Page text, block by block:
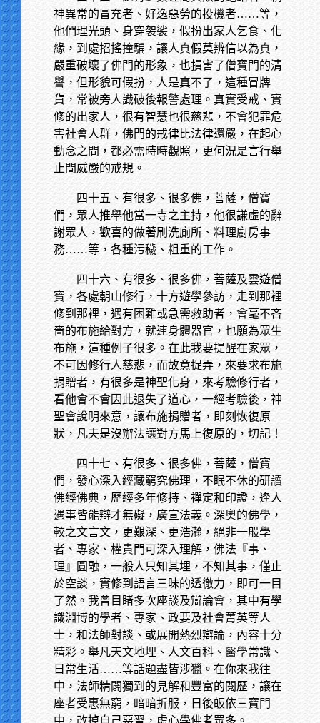
神異常的冒充者、好逸惡勞的投機者……等，
他們理光頭、身穿袈裟，假扮出家人乞食、化
緣，到處招搖撞騙，讓人真假莫辨信以為真，
嚴重破壞了佛門的形象，也損害了僧寶門的清
譽，但形貌可假扮，人是真不了，這種冒牌
貨，常被旁人識破後報警處理。真實受戒、實
修的出家人，很有智慧也很慈悲，不會犯罪危
害社會人群，佛門的戒律比法律還嚴，在起心
動念之間，都必需時時觀照，更何況是言行舉
止間威嚴的戒規。
四十五、有很多、很多佛，菩薩，僧寶
們，眾人推舉他當一寺之主持，他很謙虛的辭
謝眾人，歡喜的做著刷洗廁所、料理廚房事
務……等，各種污穢、粗重的工作。
四十六、有很多、很多佛，菩薩及雲遊僧
寶，各處朝山修行，十方遊學參訪，走到那裡
修到那裡，遇有困難或急需救助者，會毫不吝
嗇的布施給對方，就連身體器官，也願為眾生
布施，這種例子很多。在此我要提醒在家眾，
不可因修行人慈悲，而故意捉弄，來要求布施
捐贈者，有很多是神聖化身，來考驗修行者，
看他會不會因此退失了道心，一經考驗後，神
聖會說明來意，讓布施捐贈者，即刻恢復原
狀，凡夫是沒辦法讓對方馬上復原的，切記！
四十七、有很多、很多佛，菩薩，僧寶
們，發心深入經藏窮究佛理，不眠不休的研讀
佛經佛典，歷經多年修持、禪定和印證，逢人
遇事皆能辯才無礙，廣宣法義。深奧的佛學，
較之文言文，更艱深、更浩瀚，絕非一般學
者、專家、權貴門可深入理解，佛法『事、
理』圓融，一般人只知其埋，不知其事，僅止
於空談，實修到語言三昧的透徹力，即可一目
了然。我曾目睹多次座談及辯論會，其中有學
識淵博的學者、專家、政要及社會菁英等人
士，和法師對談、或展開熱烈辯論，內容十分
精彩。舉凡天文地埋、人文百科、醫學常識、
日常生活……等話題盡皆涉獵。在你來我往
中，法師精闢獨到的見解和豐富的閱歷，讓在
座者受惠無窮，暗暗折服，日後皈依三寶門
中，改掉自己惡習，虛心學佛者眾多。